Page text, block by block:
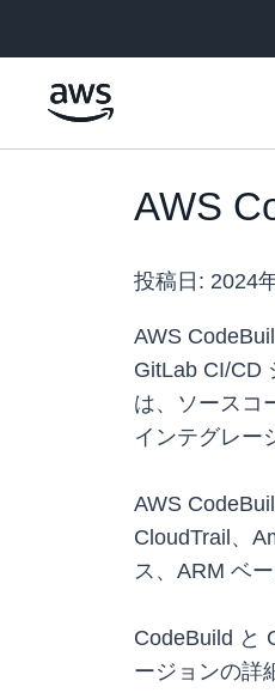
AWS
投稿日: 2024
AWS
GitLab CI/CD
は、ソースコ
インテグレー
AWS
CloudTrail、
ス、ARM ベ
CodeBuild と
ージョンの詳